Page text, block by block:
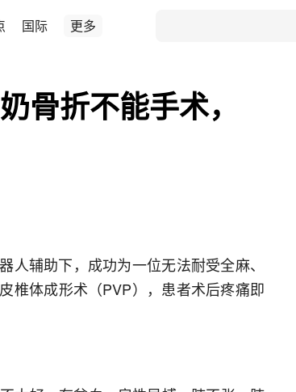
国际 更多
骨折不能手术，
辅助下，成功为一位无法耐受全麻、
椎体成形术（PVP），患者术后疼痛即